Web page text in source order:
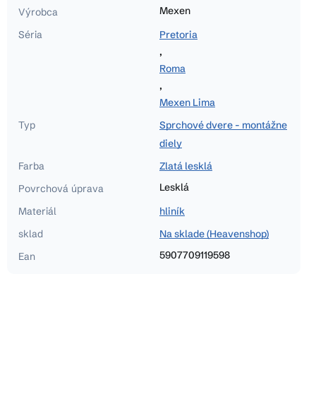
Výrobca
Mexen
Séria
Pretoria
,
Roma
,
Mexen Lima
Typ
Sprchové dvere - montážne
diely
Farba
Zlatá lesklá
Povrchová úprava
Lesklá
Materiál
hliník
sklad
Na sklade (Heavenshop)
Ean
5907709119598